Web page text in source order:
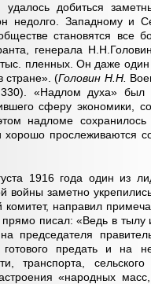
удалось добиться
недолго. Западному и
становятся все
генерала
пленных. Он даже
стране». (Головин Н.Н.
«Надлом духа» был
сферу экономики,
надломе сохранилось
хорошо прослеживаются
1916 года один из
войны заметно
направил
писал: «Ведь в тылу
председателя
предать и на
транспорта,
«народных